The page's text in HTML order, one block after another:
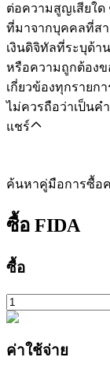
ต่อความสูญเสียใด
ที่มาจากบุคคลที่ส
เงินดิจิทัลที่ระบุด้า
หรือความถูกต้อง
เกี่ยวข้องทุกรายก
ไม่ควรถือว่าเป็นค
แชร์
ค้นหาคู่มือการซื้อ
ซื้อ FIDA
ซื้อ
ค่าใช้จ่าย